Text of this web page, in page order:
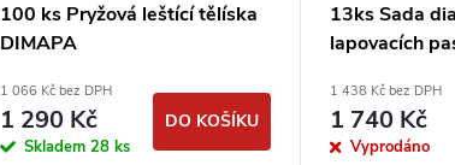
100 ks Pryžová leštící tělíska
DIMAPA
1 066 Kč bez DPH
1 290 Kč
Skladem 28 ks
DO KOŠÍKU
13ks Sada
lapovacích
1 438 Kč bez DPH
1 740 Kč
Vyprodáno